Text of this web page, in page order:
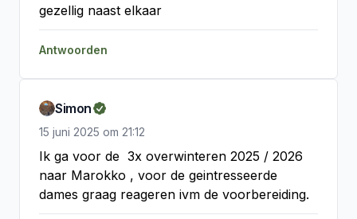
gezellig naast elkaar
Antwoorden
Simon
15 juni 2025 om 21:12
Ik ga voor de  3x overwinteren 2025 / 2026
naar Marokko , voor de geintresseerde
dames graag reageren ivm de voorbereiding.